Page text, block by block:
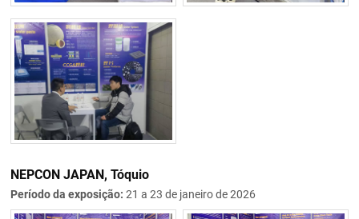
NEPCON JAPAN, Tóquio
Período da exposição:21 a 23 de janeiro de 2026